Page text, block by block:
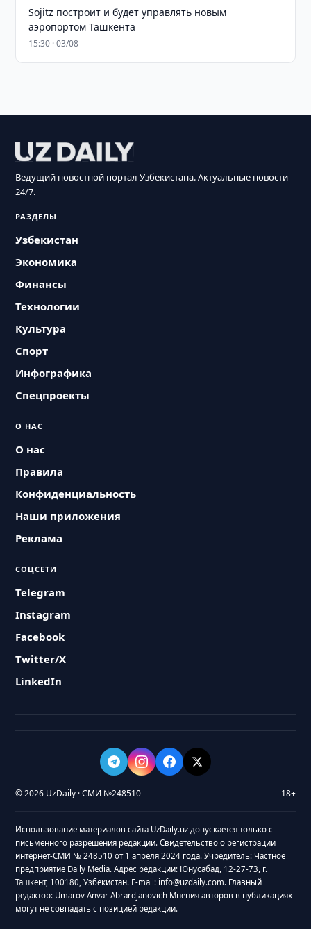
Sojitz построит и будет управлять новым
аэропортом Ташкента
15:30 · 03/08
Ведущий новостной портал Узбекистана. Актуальные новости
24/7.
РАЗДЕЛЫ
Узбекистан
Экономика
Финансы
Технологии
Культура
Спорт
Инфографика
Спецпроекты
О НАС
О нас
Правила
Конфиденциальность
Наши приложения
Реклама
СОЦСЕТИ
Telegram
Instagram
Facebook
Twitter/X
LinkedIn
© 2026 UzDaily · СМИ №248510 18+
Использование материалов сайта UzDaily.uz допускается только с
письменного разрешения редакции. Свидетельство о регистрации
интернет-СМИ № 248510 от 1 апреля 2024 года. Учредитель: Частное
предприятие Daily Media. Адрес редакции: Юнусабад, 12-27-73, г.
Ташкент, 100180, Узбекистан. E-mail: info@uzdaily.com. Главный
редактор: Umarov Anvar Abrardjanovich Мнения авторов в публикациях
могут не совпадать с позицией редакции.